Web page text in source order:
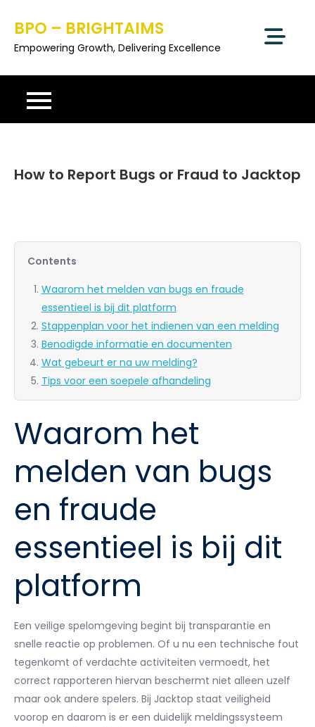
content
BPO – BRIGHTAIMS
Empowering Growth, Delivering Excellence
How to Report Bugs or Fraud to Jacktop
Contents
Waarom het melden van bugs en fraude
essentieel is bij dit platform
Stappenplan voor het indienen van een melding
Benodigde informatie en documenten
Wat gebeurt er na uw melding?
Tips voor een soepele afhandeling
Waarom het
melden van bugs
en fraude
essentieel is bij dit
platform
Een veilige spelomgeving begint bij transparantie en
snelle reactie op problemen. Of u nu een technische fout
tegenkomt of verdachte activiteiten vermoedt, het
correct rapporteren hiervan beschermt niet alleen uzelf
maar ook andere spelers. Bij Jacktop staat veiligheid
voorop en daarom is er een duidelijk meldingssysteem